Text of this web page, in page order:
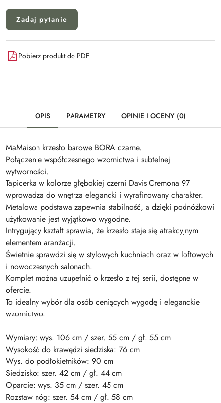
Zadaj pytanie
Pobierz produkt do PDF
OPIS PARAMETRY OPINIE I OCENY (0)
MaMaison krzesło barowe BORA czarne.
Połączenie współczesnego wzornictwa i subtelnej
wytworności.
Tapicerka w kolorze głębokiej czerni Davis Cremona 97
wprowadza do wnętrza elegancki i wyrafinowany charakter.
Metalowa podstawa zapewnia stabilność, a dzięki podnóżkowi
użytkowanie jest wyjątkowo wygodne.
Intrygujący kształt sprawia, że krzesło staje się atrakcyjnym
elementem aranżacji.
Świetnie sprawdzi się w stylowych kuchniach oraz w loftowych
i nowoczesnych salonach.
Komplet można uzupełnić o krzesło z tej serii, dostępne w
ofercie.
To idealny wybór dla osób ceniących wygodę i eleganckie
wzornictwo.
Wymiary: wys. 106 cm / szer. 55 cm / gł. 55 cm
Wysokość do krawędzi siedziska: 76 cm
Wys. do podłokietników: 90 cm
Siedzisko: szer. 42 cm / gł. 44 cm
Oparcie: wys. 35 cm / szer. 45 cm
Rozstaw nóg: szer. 54 cm / gł. 58 cm